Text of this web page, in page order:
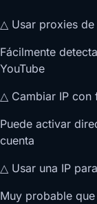
△ Usar proxies
Fácilmente
YouTube
△ Cambiar IP con
Puede activar
cuenta
△ Usar una IP
Muy probable